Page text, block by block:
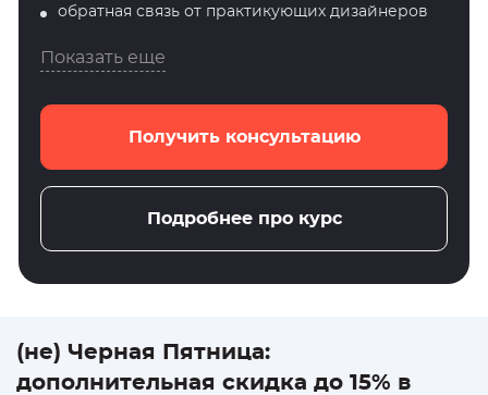
обратная связь от практикующих дизайнеров
Показать еще
Получить консультацию
Подробнее про курс
(не) Черная Пятница:
дополнительная скидка до 15% в